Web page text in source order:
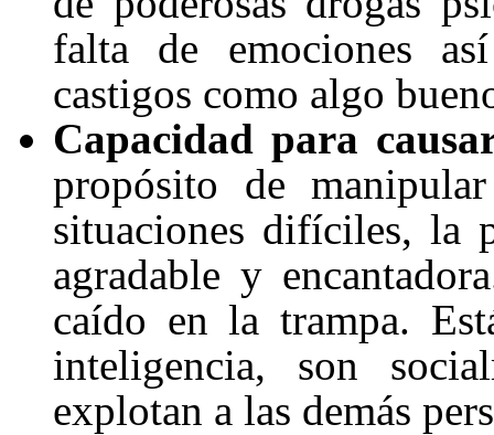
falta de emociones
castigos como algo
Capacidad para
propósito de
situaciones difíciles, la
agradable y
caído en la trampa.
inteligencia, son
explotan a las demás